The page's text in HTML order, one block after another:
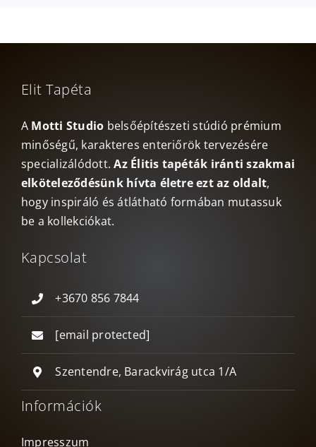
Elit Tapéta
A Motti Studio belsőépítészeti stúdió prémium
minőségű, karakteres enteriőrök tervezésére
specializálódott.Az Élitis tapéták iránti szakmai
elköteleződésünk hívta életre ezt az oldalt,
hogy inspiráló és átlátható formában mutassuk
be a kollekciókat.
Kapcsolat
+3670 856 7844
[email protected]
Szentendre, Barackvirág utca 1/A
Információk
Impresszum